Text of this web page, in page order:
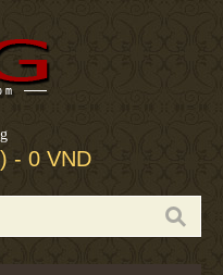
- 0 VND